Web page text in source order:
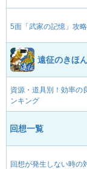
5面「武家の記憶」攻
遠征のきほ
資源・道具別！効率の
ンキング
回想一覧
回想が発生しない時の